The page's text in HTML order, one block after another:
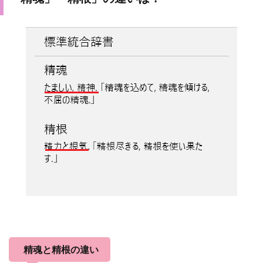
精魂と精根の違い